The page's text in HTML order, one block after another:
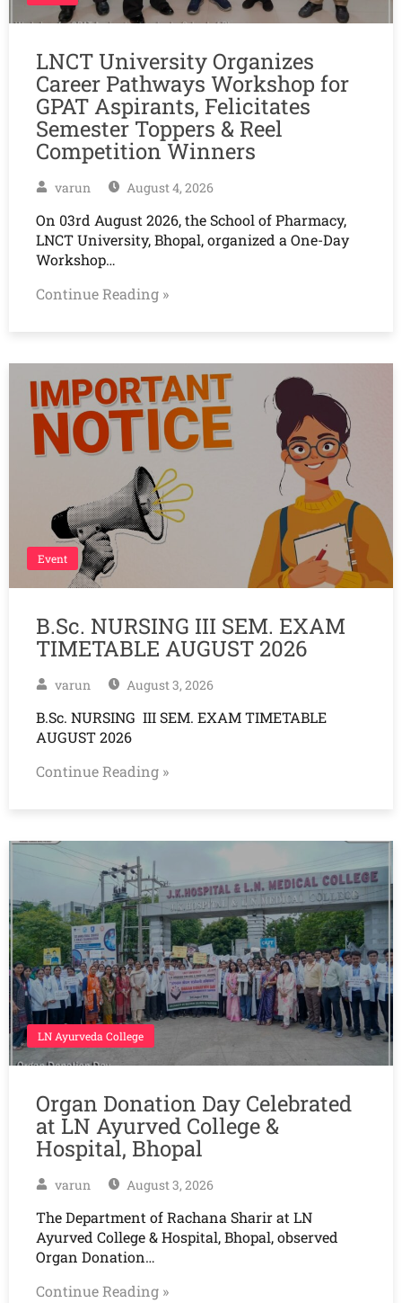
LNCT University Organizes
Career Pathways Workshop for
GPAT Aspirants, Felicitates
Semester Toppers & Reel
Competition Winners
varun August 4, 2026
On 03rd August 2026, the School of Pharmacy,
LNCT University, Bhopal, organized a One-Day
Workshop…
Continue Reading »
Event
B.Sc. NURSING III SEM. EXAM
TIMETABLE AUGUST 2026
varun August 3, 2026
B.Sc. NURSING III SEM. EXAM TIMETABLE
AUGUST 2026
Continue Reading »
LN Ayurveda College
Organ Donation Day Celebrated
at LN Ayurved College &
Hospital, Bhopal
varun August 3, 2026
The Department of Rachana Sharir at LN
Ayurved College & Hospital, Bhopal, observed
Organ Donation…
Continue Reading »